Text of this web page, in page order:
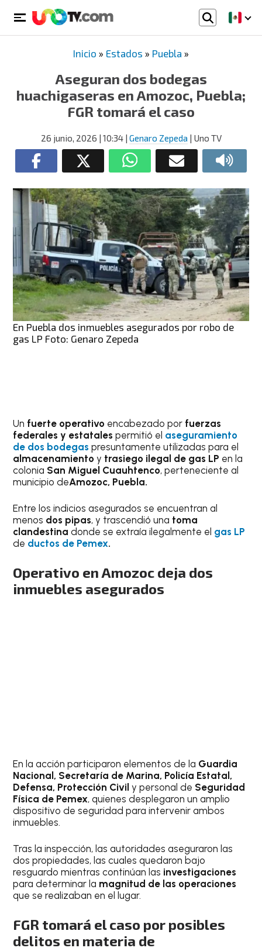
Inicio » Estados » Puebla »
Aseguran dos bodegas
huachigaseras en Amozoc, Puebla;
FGR tomará el caso
26 junio, 2026 | 10:34| Genaro Zepeda | Uno TV
En Puebla dos inmuebles asegurados por robo de
gas LP Foto: Genaro Zepeda
Un fuerte operativo encabezado por fuerzas
federales y estatales permitió el aseguramiento
de dos bodegas presuntamente utilizadas para el
almacenamiento y trasiego ilegal de gas LP en la
colonia San Miguel Cuauhtenco, perteneciente al
municipio deAmozoc, Puebla.
Entre los indicios asegurados se encuentran al
menos dos pipas, y trascendió una toma
clandestinadonde se extraía ilegalmente el gas LP
de ductos de Pemex.
Operativo en Amozoc deja dos
inmuebles asegurados
En la acción participaron elementos de la Guardia
Nacional, Secretaría de Marina, Policía Estatal,
Defensa, Protección Civily personal de Seguridad
Física de Pemex, quienes desplegaron un amplio
dispositivo de seguridad para intervenir ambos
inmuebles.
Tras la inspección, las autoridades aseguraron las
dos propiedades, las cuales quedaron bajo
resguardo mientras continúan las investigaciones
para determinar la magnitud de las operaciones
que se realizaban en el lugar.
FGR tomará el caso por posibles
delitos en materia de